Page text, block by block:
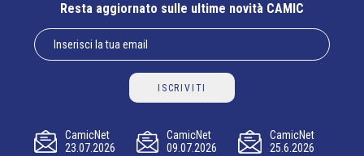
Resta aggiornato sulle ultime novità CAMIC
ISCRIVITI
CamicNet
23.07.2026
CamicNet
09.07.2026
CamicNet
25.6.2026